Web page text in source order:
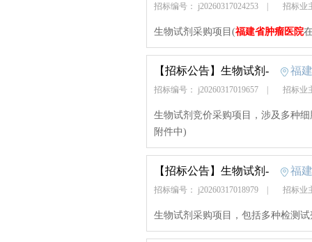
招标编号： j20260317024253 招标业
生物试剂采购项目(福建省肿瘤医院
【招标公告】 生物试剂- 福建
招标编号： j20260317019657 招标业
生物试剂竞价采购项目，涉及多种
附件中)
【招标公告】 生物试剂- 福建
招标编号： j20260317018979 招标业
生物试剂采购项目，包括多种检测